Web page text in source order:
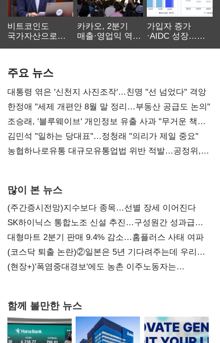
비트코인도
국가자산으로…'
카카오, 2분기
매출·영업익 역대
가입자 증가
·AIDC 성장…
주요 뉴스
대통령 엮은 '신천지 사진조작'…친명 "선 넘었다" 격앙
한정애 "세제 개편안 8월 말 정리…부동산 공급도 논의"
조승래, '블루웨이브' 개인정보 유출 사과 "무거운 책임
통감"
김민석 "일하는 당대표"…정청래 "의리가 제일 중요"
농협하나로유통 대규모유통업법 위반 적발…공정위,
많이 본 뉴스
(주간증시전망)지수보다 종목…선별 장세 이어진다
SK하이닉스 통합노조 신설 추진…구성원간 성과급
불만 확산
대형마트 2분기 판매 9.4% 감소…홈플러스 사태 여파
(코스닥 퇴출 논란)②일본은 5년 기다려주는데 우리는
당장 퇴출?…시간만으론 부족한 코스닥 구하기
(현장+)'폭염중대경보'에도 농촌 이주노동자는
함께 볼만한 뉴스